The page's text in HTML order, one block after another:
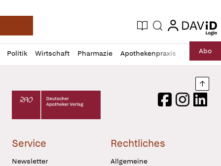
Deutsche Apotheker Zeitung
Aktuelle Ausgabe
Suche login
login
Politik Wirtschaft Pharmazie Apothekenpraxis RechtAbo
Profil
öffnen
Daz
Pur
Deutscher Apotheker Verlag Logo
FacebookInstagram
Service
Newsletter
Rechtliches
Allgemeine